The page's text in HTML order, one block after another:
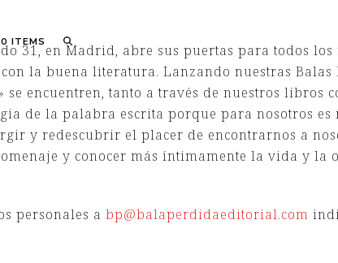
0 ITEMS31, en Madrid, abre sus puertas para todos
la buena literatura. Lanzando nuestras
encuentren, tanto a través de nuestros libros
de la palabra escrita porque para nosotros es
y redescubrir el placer de encontrarnos a
y conocer más íntimamente la vida y la
personales abp@balaperdidaeditorial.com